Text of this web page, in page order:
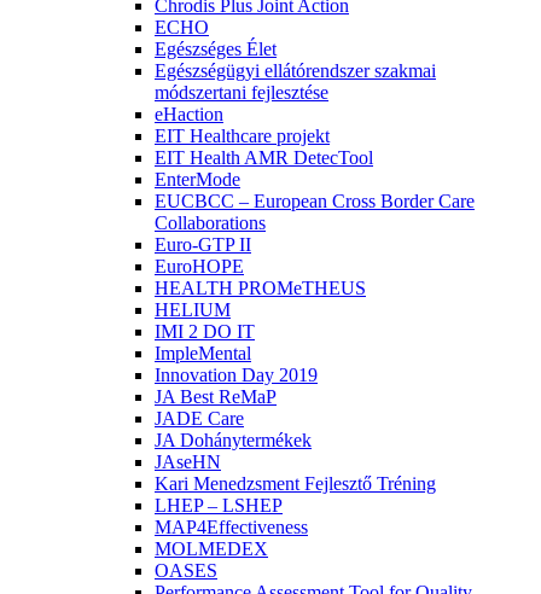
Chrodis Plus Joint Action
ECHO
Egészséges Élet
Egészségügyi ellátórendszer szakmai
módszertani fejlesztése
eHaction
EIT Healthcare projekt
EIT Health AMR DetecTool
EnterMode
EUCBCC – European Cross Border Care
Collaborations
Euro-GTP II
EuroHOPE
HEALTH PROMeTHEUS
HELIUM
IMI 2 DO IT
ImpleMental
Innovation Day 2019
JA Best ReMaP
JADE Care
JA Dohánytermékek
JAseHN
Kari Menedzsment Fejlesztő Tréning
LHEP – LSHEP
MAP4Effectiveness
MOLMEDEX
OASES